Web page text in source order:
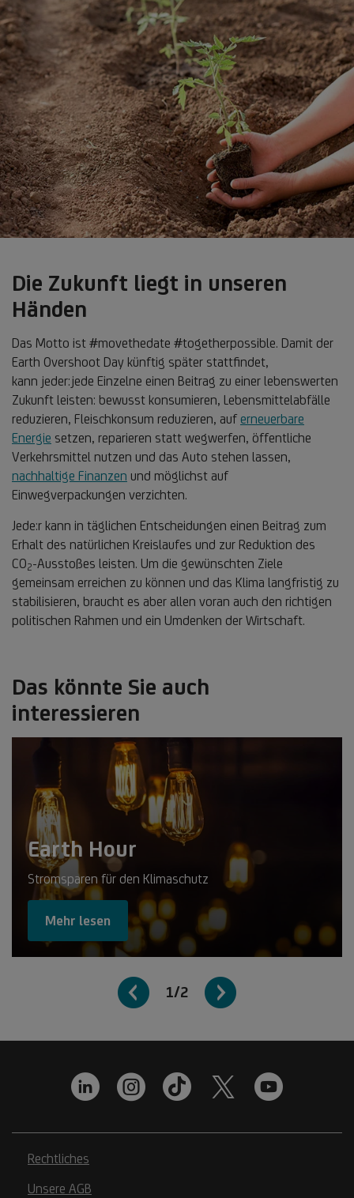
Die Zukunft liegt in unseren
Händen
Das Motto ist #movethedate #togetherpossible. Damit der
Earth Overshoot Day künftig später stattfindet,
kann jeder:jede Einzelne einen Beitrag zu einer lebenswerten
Zukunft leisten: bewusst konsumieren, Lebensmittelabfälle
reduzieren, Fleischkonsum reduzieren, auf erneuerbare
Energie setzen, reparieren statt wegwerfen, öffentliche
Verkehrsmittel nutzen und das Auto stehen lassen,
nachhaltige Finanzen und möglichst auf
Einwegverpackungen verzichten.
Jede:r kann in täglichen Entscheidungen einen Beitrag zum
Erhalt des natürlichen Kreislaufes und zur Reduktion des
CO2-Ausstoßes leisten. Um die gewünschten Ziele
gemeinsam erreichen zu können und das Klima langfristig zu
stabilisieren, braucht es aber allen voran auch den richtigen
politischen Rahmen und ein Umdenken der Wirtschaft.
Das könnte Sie auch
interessieren
Earth Hour
Stromsparen für den Klimaschutz
Mehr lesen
1/2
Rechtliches
Unsere AGB